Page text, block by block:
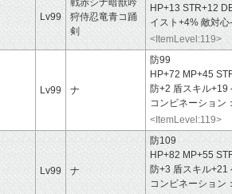
Lv99
戦赤シナ暗獣吟
狩侍忍竜青コ踊
剣
HP+13 STR+12
イスト+4% 敵対心
<ItemLevel:119>
Lv99 ナ
防99
HP+72 MP+45
防+2 盾スキル+19
コンビネーション
<ItemLevel:119>
Lv99 ナ
防109
HP+82 MP+55
防+3 盾スキル+21
コンビネーション